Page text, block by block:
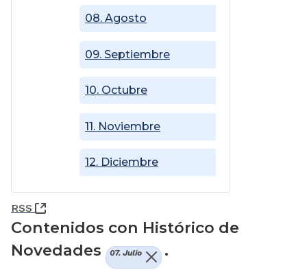
08. Agosto
09. Septiembre
10. Octubre
11. Noviembre
12. Diciembre
RSS (Abre una nueva ventana)
Contenidos con Histórico de
Novedades
07. Julio .